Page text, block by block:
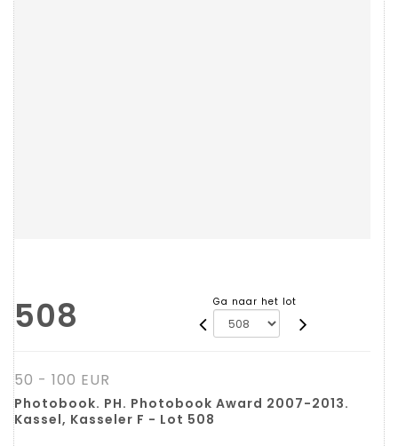
508 Ga naar het lot
50 - 100 EUR
Photobook. PH. Photobook Award 2007-2013.
Kassel, Kasseler F - Lot 508